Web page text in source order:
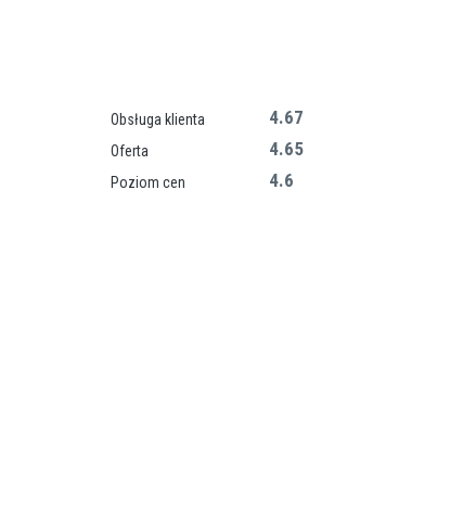
Obsługa klienta 4.67
Oferta 4.65
Poziom cen 4.6